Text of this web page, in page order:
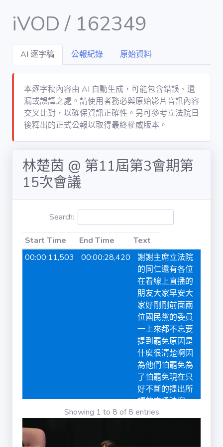
Dashboard
會議 / meet
立委 / legislator
委員會 /
iVOD / ivod
interpellation
iVOD / 162349
AI 逐字稿 公報紀錄 原始資料
本逐字稿內容由 AI 自動生成，可能包含錯誤、遺
漏或誤譯之處。請使用者務必與原始影片音訊內容
交叉比對，以確保資訊正確性。另可參考立法院日
後釋出的正式公報以取得最終權威版本。
林楚茵 @ 第11屆第3會期第
15次會議
Search:
Start Time End Time
Text
Start Time
End Time Text
00:00:11,503 00:00:28,420
謝謝主席立法院
的同仁還有各位
在看線上直播的
朋友大家早安大
家好剛剛前面兩
位國民黨的委員
一上來都不忘要
提到罷免原因是
什麼很清楚啊因
為他們怕罷免為
了怕罷免現在只
好不斷的提出所
謂的肉桶法案
00:00:29,361
00:00:58,841
不斷的透過幫自
Showing 1 to 8 of 8 entries